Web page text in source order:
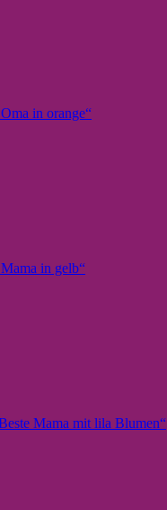
in orange“
in gelb“
Mama mit lila Blumen“